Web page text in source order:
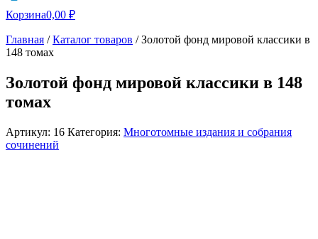
Корзина0,00 ₽
Главная /Каталог товаров /Золотой фонд мировой классики в
148 томах
Золотой фонд мировой классики в 148
томах
Артикул: 16 Категория: Многотомные издания и собрания
сочинений